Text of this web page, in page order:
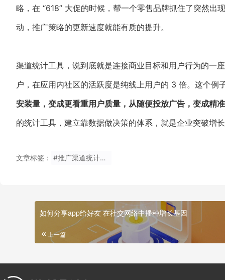
略，在 “618” 大促的时候，帮一个零售品牌抓住了突然
动，推广策略的更新速度就能有质的提升。
渠道统计工具，说到底就是连接商业目标和用户行为的一
户，在应用内社区的活跃度是纯线上用户的 3 倍。这个
安装量，变成更看重用户质量，从随便投放广告，变成精
的统计工具，建立靠数据做决策的体系，就是企业突破增
文章标签： #推广渠道统计工具,营销分析,数据分析,营销优化,渠道效果
如何分享app给好友 在社交网络中播种增长基因
上一篇